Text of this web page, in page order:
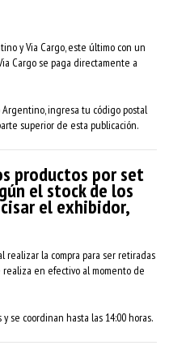
y Via Cargo, este último con un
Cargo se paga directamente a
ingresa tu código postal
superior de esta publicación.
productos por set
el stock de los
el exhibidor,
realizar la compra para ser retiradas
realiza en efectivo al momento de
se coordinan hasta las 14:00 horas.